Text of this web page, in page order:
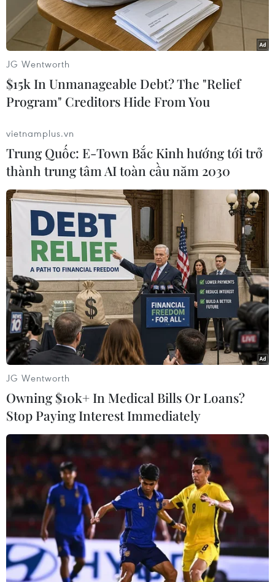
quan với con số này.
Nhân viên y tế kiểm tra sức khỏe cho người lao động nhập cư
tại khu ký túc xá Toh Guan, Singapore ngày 8/4/2020. (Ảnh:
THX/TTXVN)
Đã xuất hiện một số dấu hiệu tích cực trong
cuộc chiến ngăn chặn dịch viêm đường hô hấp
cấp COVID-19 tại Singapore với số ca nhiễm mới
trong 5 ngày qua giảm xuống dưới mức 1.000 ca
mỗi ngày, đặc biệt là số ca nhiễm trong cộng
đồng đã có chiều hướng giảm.
này chưa phản ánh đúng thực tế.
ngày 28/4, nước này đã ghi nhận 528 ca nhiễm
mới, mức thấp nhất trong 5 ngày qua, nâng tổng
số ca mắc bệnh lên 14.951 ca, trong đó 13.842 ca
vẫn đang được điều trị và 14 ca tử vong.
Số ca nhiễm trong cộng đồng giảm từ 29
ca/ngày trong tuần trước, xuống 20 ca/ngày
trong tuần qua, trong đó số ca không rõ nguồn
gốc giảm từ 19 ca/ngày xuống 13 ca/ngày.
JG Wentworth
$15k In Unmanageable Debt? The "Relief
Program" Creditors Hide From You
vietnamplus.vn
Trung Quốc: E-Town Bắc Kinh hướng tới trở
thành trung tâm AI toàn cầu năm 2030
JG Wentworth
Owning $10k+ In Medical Bills Or Loans?
Stop Paying Interest Immediately